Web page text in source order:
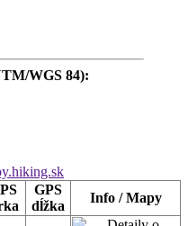
WGS 84):
GPS
dĺžka
Info / Mapy